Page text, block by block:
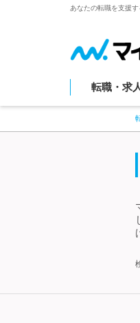
あなたの転職を支援
転職・求